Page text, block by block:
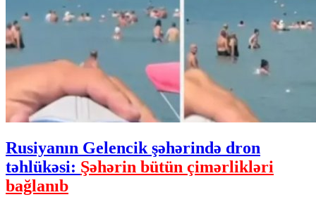
Rusiyanın Gelencik şəhərində dron
təhlükəsi: Şəhərin bütün çimərlikləri
bağlanıb